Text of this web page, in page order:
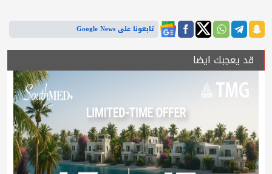
تابعونا على Google News
قد يعجبك ايضا